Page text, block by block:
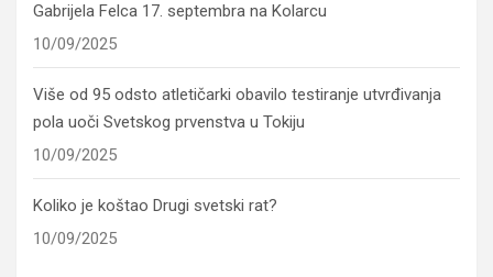
Gabrijela Felca 17. septembra na Kolarcu
10/09/2025
Više od 95 odsto atletičarki obavilo testiranje utvrđivanja
pola uoči Svetskog prvenstva u Tokiju
10/09/2025
Koliko je koštao Drugi svetski rat?
10/09/2025